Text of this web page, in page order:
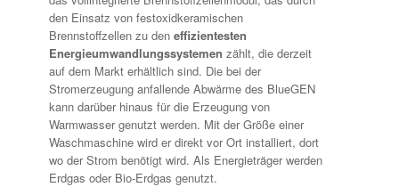
den Einsatz von festoxidkeramischen
Brennstoffzellen zu den effizientesten
Energieumwandlungssystemen zählt, die derzeit
auf dem Markt erhältlich sind. Die bei der
Stromerzeugung anfallende Abwärme des BlueGEN
kann darüber hinaus für die Erzeugung von
Warmwasser genutzt werden. Mit der Größe einer
Waschmaschine wird er direkt vor Ort installiert, dort
wo der Strom benötigt wird. Als Energieträger werden
Erdgas oder Bio-Erdgas genutzt.